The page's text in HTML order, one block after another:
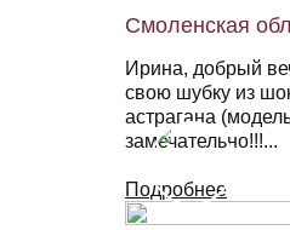
Смоленская
Ирина, добрый
свою шубку из
астрагана
замечательно!!!...
Подробнее